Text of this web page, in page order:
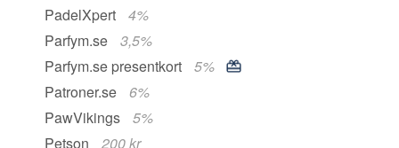
PadelXpert
4%
Parfym.se
3,5%
Parfym.se presentkort
5%
Patroner.se
6%
PawVikings
5%
Petson
200 kr